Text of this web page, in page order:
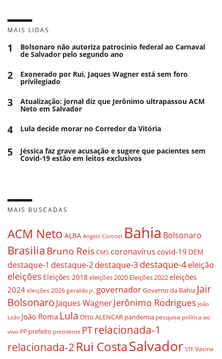
MAIS LIDAS
1 Bolsonaro não autoriza patrocínio federal ao Carnaval
de Salvador pelo segundo ano
2 Exonerado por Rui, Jaques Wagner está sem foro
privilegiado
3 Atualização: jornal diz que Jerônimo ultrapassou ACM
Neto em Salvador
4 Lula decide morar no Corredor da Vitória
5 Jéssica faz grave acusação e sugere que pacientes sem
Covid-19 estão em leitos exclusivos
MAIS BUSCADAS
ACM Neto ALBA Angelo Coronel Bahia Bolsonaro
BrasiliaBruno ReisCMS coronavírus covid-19 DEM
destaque-1 destaque-2destaque-3 destaque-4eleição
eleições Eleições 2018eleições 2020 Eleições 2022eleições
2024 eleições 2026 geraldo jr. governadorGoverno da Bahia Jair
Bolsonaro Jaques WagnerJerônimo Rodrigues João
Leão João Roma Lula Otto ALENCAR pandemia pesquisa política ao
vivo PP prefeito presidente PTrelacionada-1
relacionada-2 Rui CostaSalvador STF Vacina